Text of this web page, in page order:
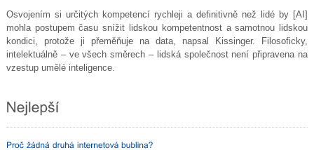
Osvojením si určitých kompetencí rychleji a definitivně než lidé by [AI]
mohla postupem času snížit lidskou kompetentnost a samotnou lidskou
kondici, protože ji přeměňuje na data, napsal Kissinger. Filosoficky,
intelektuálně – ve všech směrech – lidská společnost není připravena na
vzestup umělé inteligence.